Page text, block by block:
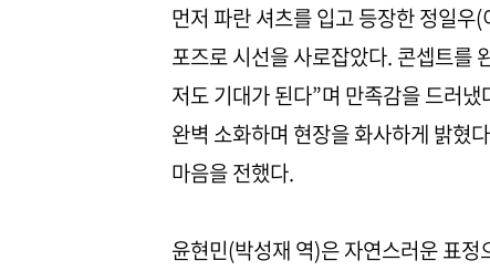
먼저 파란 셔츠를 입고 등장한 정일우
포즈로 시선을 사로잡았다. 콘셉트를
저도 기대가 된다”며 만족감을 드러
완벽 소화하며 현장을 화사하게 밝혔
마음을 전했다.
윤현민(박성재 역)은 자연스러운 표